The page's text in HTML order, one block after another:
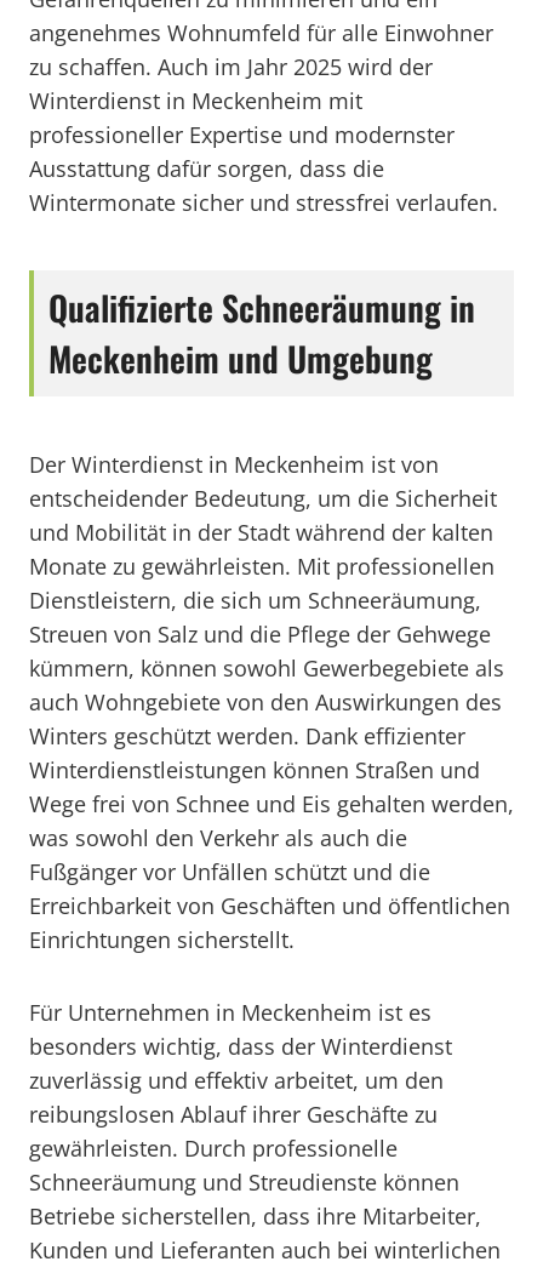
angenehmes Wohnumfeld für alle Einwohner
zu schaffen. Auch im Jahr 2025 wird der
Winterdienst in Meckenheim mit
professioneller Expertise und modernster
Ausstattung dafür sorgen, dass die
Wintermonate sicher und stressfrei verlaufen.
Qualifizierte Schneeräumung in
Meckenheim und Umgebung
Der Winterdienst in Meckenheim ist von
entscheidender Bedeutung, um die Sicherheit
und Mobilität in der Stadt während der kalten
Monate zu gewährleisten. Mit professionellen
Dienstleistern, die sich um Schneeräumung,
Streuen von Salz und die Pflege der Gehwege
kümmern, können sowohl Gewerbegebiete als
auch Wohngebiete von den Auswirkungen des
Winters geschützt werden. Dank effizienter
Winterdienstleistungen können Straßen und
Wege frei von Schnee und Eis gehalten werden,
was sowohl den Verkehr als auch die
Fußgänger vor Unfällen schützt und die
Erreichbarkeit von Geschäften und öffentlichen
Einrichtungen sicherstellt.
Für Unternehmen in Meckenheim ist es
besonders wichtig, dass der Winterdienst
zuverlässig und effektiv arbeitet, um den
reibungslosen Ablauf ihrer Geschäfte zu
gewährleisten. Durch professionelle
Schneeräumung und Streudienste können
Betriebe sicherstellen, dass ihre Mitarbeiter,
Kunden und Lieferanten auch bei winterlichen